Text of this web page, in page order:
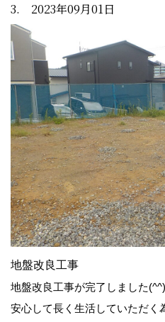
3. 2023年09月01日
地盤改良工事
地盤改良工事が完了しました
安心して長く生活していただく